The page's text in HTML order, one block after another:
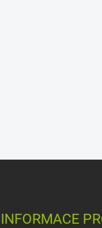
INFORMACE